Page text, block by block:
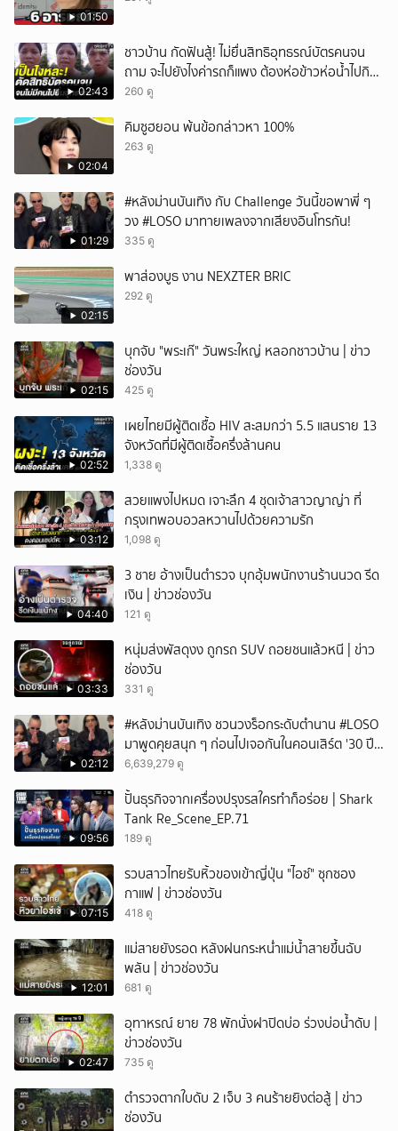
01:50
02:43
ชาวบ้าน กัดฟันสู้! ไม่ยื่นสิทธิอุทธรณ์บัตรคนจน
ถาม จะไปยังไงค่ารถก็แพง ต้องห่อข้าวห่อน้ำไปกิน
อีก
260 ดู
02:04
คิมซูฮยอน พ้นข้อกล่าวหา 100%
263 ดู
01:29
#หลังม่านบันเทิง กับ Challenge วันนี้ขอพาพี่ ๆ
วง #LOSO มาทายเพลงจากเสียงอินโทรกัน!
335 ดู
02:15
พาส่องบูธ งาน NEXZTER BRIC
292 ดู
02:15
บุกจับ "พระเก๊" วันพระใหญ่ หลอกชาวบ้าน | ข่าว
ช่องวัน
425 ดู
02:52
เผยไทยมีผู้ติดเชื้อ HIV สะสมกว่า 5.5 แสนราย 13
จังหวัดที่มีผู้ติดเชื้อครึ่งล้านคน
1,338 ดู
03:12
สวยแพงไปหมด เจาะลึก 4 ชุดเจ้าสาวญาญ่า ที่
กรุงเทพอบอวลหวานไปด้วยความรัก
1,098 ดู
04:40
3 ชาย อ้างเป็นตำรวจ บุกอุ้มพนักงานร้านนวด รีด
เงิน | ข่าวช่องวัน
121 ดู
03:33
หนุ่มส่งพัสดุงง ถูกรถ SUV ถอยชนแล้วหนี | ข่าว
ช่องวัน
331 ดู
02:12
#หลังม่านบันเทิง ชวนวงร็อกระดับตำนาน #LOSO
มาพูดคุยสนุก ๆ ก่อนไปเจอกันในคอนเสิร์ต '30 ปี
LOSO นานเท่าไรก็รอ'
6,639,279 ดู
09:56
ปั้นธุรกิจจากเครื่องปรุงรสใครทำก็อร่อย | Shark
Tank Re_Scene_EP.71
189 ดู
07:15
รวบสาวไทยรับหิ้วของเข้าญี่ปุ่น "ไอซ์" ซุกซอง
กาแฟ | ข่าวช่องวัน
418 ดู
12:01
แม่สายยังรอด หลังฝนกระหน่ำแม่น้ำสายขึ้นฉับ
พลัน | ข่าวช่องวัน
681 ดู
02:47
อุทาหรณ์ ยาย 78 พักนั่งฝาปิดบ่อ ร่วงบ่อน้ำดับ |
ข่าวช่องวัน
735 ดู
ตำรวจตากใบดับ 2 เจ็บ 3 คนร้ายยิงต่อสู้ | ข่าว
ช่องวัน